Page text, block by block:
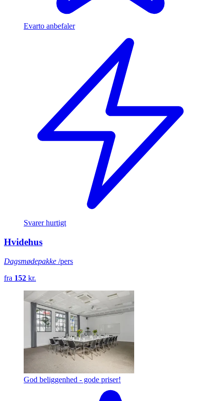
Evarto anbefaler
Svarer hurtigt
Hvidehus
Dagsmødepakke /pers
fra 152 kr.
God beliggenhed - gode priser!